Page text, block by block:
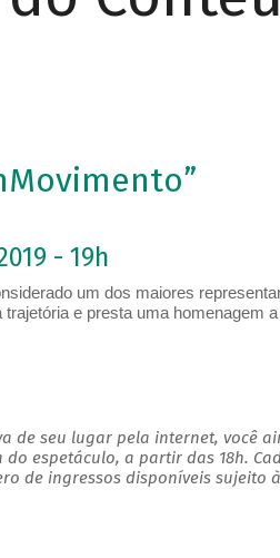
- 19h
um dos maiores
e presta uma homenagem
de seu lugar pela internet, você
do espetáculo, a partir das 18h.
de ingressos disponíveis sujeito